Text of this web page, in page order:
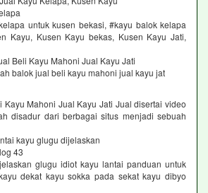
untuk kusen bekasi, #kayu balok kelapa
Kayu, Kusen Kayu bekas, Kusen Kayu Jati,
Beli Kayu Mahoni Jual Kayu Jati
balok jual beli kayu mahoni jual kayu jat
Kayu Mahoni Jual Kayu Jati Jual disertai video
disadur dari berbagai situs menjadi sebuah
kayu glugu dijelaskan
43
glugu idiot kayu lantai panduan untuk
dekat kayu sokka pada sekat kayu dibyo